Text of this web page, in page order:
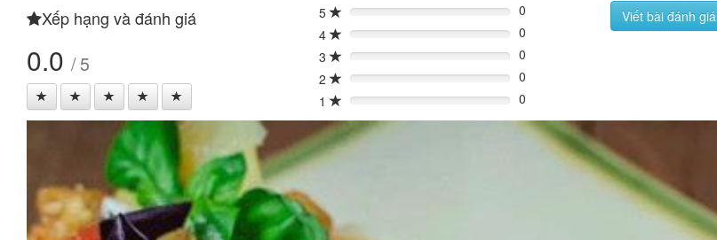
Xếp hạng và đánh giá
0.0 / 5
5 0%
0
4
0%
0
3
0%
0
2
0%
0
1
0% 0
Viết bài đánh giá